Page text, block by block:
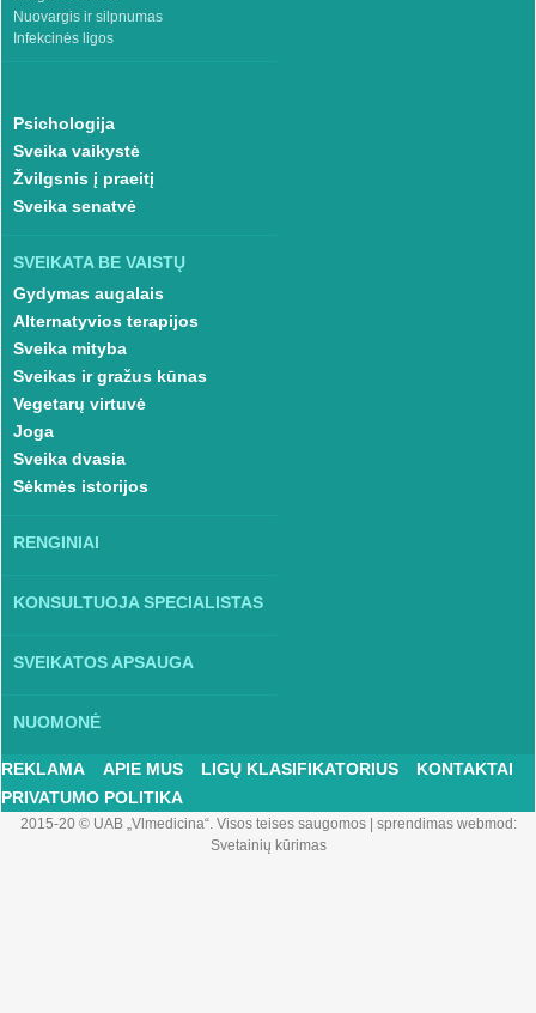
Nuovargis ir silpnumas
Infekcinės ligos
Psichologija
Sveika vaikystė
Žvilgsnis į praeitį
Sveika senatvė
SVEIKATA BE VAISTŲ
Gydymas augalais
Alternatyvios terapijos
Sveika mityba
Sveikas ir gražus kūnas
Vegetarų virtuvė
Joga
Sveika dvasia
Sėkmės istorijos
RENGINIAI
KONSULTUOJA SPECIALISTAS
SVEIKATOS APSAUGA
NUOMONĖ
REKLAMA APIE MUS LIGŲ KLASIFIKATORIUS
KONTAKTAI
PRIVATUMO POLITIKA
2015-20 © UAB „Vlmedicina“. Visos teises saugomos| sprendimas webmod:
Svetainių kūrimas